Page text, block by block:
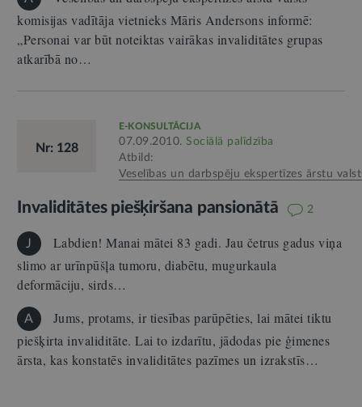
komisijas vadītāja vietnieks Māris Andersons informē:
„Personai var būt noteiktas vairākas invaliditātes grupas
atkarībā no…
Nr: 128
E-KONSULTĀCIJA
07.09.2010. Sociālā palīdzība
Atbild:
Veselības un darbspēju ekspertīzes ārstu
Invaliditātes piešķiršana pansionātā 2
J
Labdien! Manai mātei 83 gadi. Jau četrus gadus viņa
slimo ar urīnpūšļa tumoru, diabētu, mugurkaula
deformāciju, sirds…
A
Jums, protams, ir tiesības parūpēties, lai mātei tiktu
piešķirta invaliditāte. Lai to izdarītu, jādodas pie ģimenes
ārsta, kas konstatēs invaliditātes pazīmes un izrakstīs…